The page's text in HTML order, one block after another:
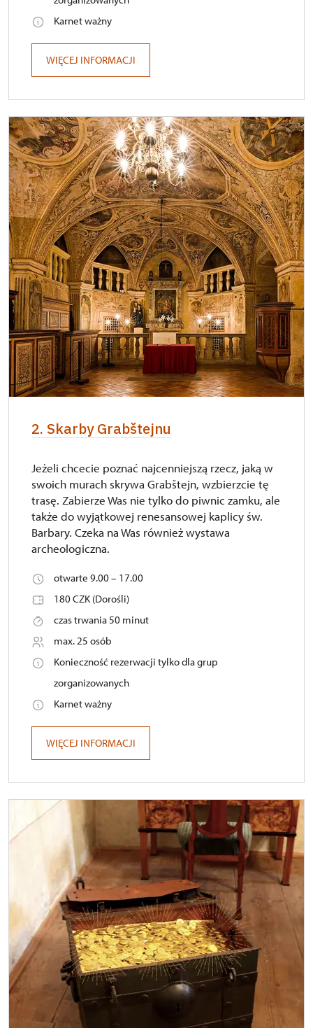
Karnet ważny
WIĘCEJ INFORMACJI
2. Skarby Grabštejnu
Jeżeli chcecie poznać najcenniejszą rzecz, jaką w
swoich murach skrywa Grabštejn, wzbierzcie tę
trasę. Zabierze Was nie tylko do piwnic zamku, ale
także do wyjątkowej renesansowej kaplicy św.
Barbary. Czeka na Was również wystawa
archeologiczna.
otwarte 9.00 – 17.00
180 CZK (Dorośli)
czas trwania 50 minut
max. 25 osób
Konieczność rezerwacji tylko dla grup
zorganizowanych
Karnet ważny
WIĘCEJ INFORMACJI